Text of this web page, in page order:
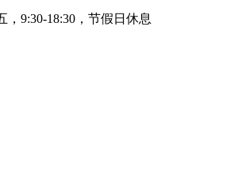
9:30-18:30，节假日休息